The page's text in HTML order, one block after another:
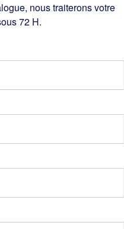
nous traiterons votre
72 H.